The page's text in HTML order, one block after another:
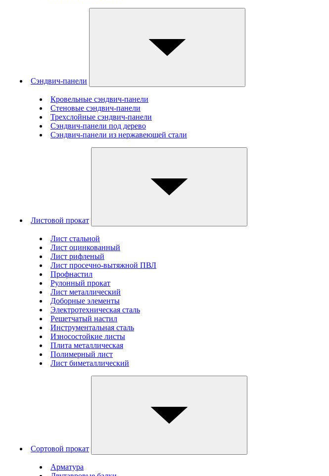
Сэндвич-панели
Кровельные сэндвич-панели
Стеновые cэндвич-панели
Трехслойные сэндвич-панели
Сэндвич-панели под дерево
Сэндвич-панели из нержавеющей стали
Листовой прокат
Лист стальной
Лист оцинкованный
Лист рифленый
Лист просечно-вытяжной ПВЛ
Профнастил
Рулонный прокат
Лист металлический
Доборные элементы
Электротехническая сталь
Решетчатый настил
Инструментальная сталь
Износостойкие листы
Плита металлическая
Полимерный лист
Лист биметаллический
Сортовой прокат
Арматура